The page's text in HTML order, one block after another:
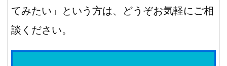
てみたい」という方は、どうぞお気軽にご相
談ください。